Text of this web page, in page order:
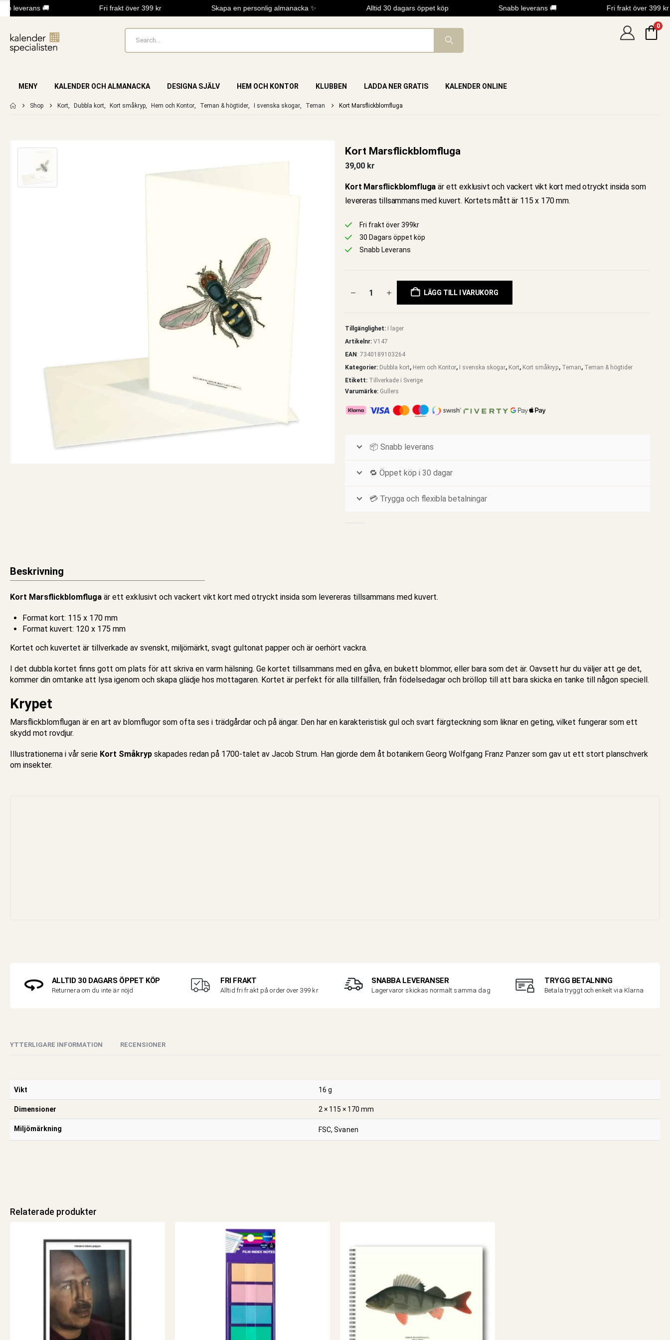
leverans 🚚 Fri frakt över 399 kr Skapa en personlig almanacka ✨ Alltid 30 dagars öppet köp Snabb leverans 🚚 Fri frakt över 399 kr
0
MENY KALENDER OCH ALMANACKA DESIGNA SJÄLV HEM OCH KONTOR KLUBBEN LADDA NER GRATIS KALENDER ONLINE
Shop Kort, Dubbla kort, Kort småkryp, Hem och Kontor, Teman & högtider, I svenska skogar, Teman Kort Marsflickblomfluga
Kort Marsflickblomfluga
39,00 kr
Kort Marsflickblomfluga är ett exklusivt och vackert vikt kort med otryckt insida som
levereras tillsammans med kuvert. Kortets mått är 115 x 170 mm.
Fri frakt över 399kr
30 Dagars öppet köp
Snabb Leverans
LÄGG TILL I VARUKORG
Tillgänglighet:
I lager
Artikelnr: V147
EAN : 7340189103264
Kategorier: Dubbla kort, Hem och Kontor, I svenska skogar, Kort, Kort småkryp, Teman, Teman & högtider
Etikett: Tillverkade i Sverige
Varumärke: Gullers
📦 Snabb leverans
🔁 Öppet köp i 30 dagar
💳 Trygga och flexibla betalningar
Beskrivning
Kort Marsflickblomfluga är ett exklusivt och vackert vikt kort med otryckt insida som levereras tillsammans med kuvert.
Format kort: 115 x 170 mm
Format kuvert: 120 x 175 mm
Kortet och kuvertet är tillverkade av svenskt, miljömärkt, svagt gultonat papper och är oerhört vackra.
I det dubbla kortet finns gott om plats för att skriva en varm hälsning. Ge kortet tillsammans med en gåva, en bukett blommor, eller bara som det är. Oavsett hur du väljer att ge det,
kommer din omtanke att lysa igenom och skapa glädje hos mottagaren. Kortet är perfekt för alla tillfällen, från födelsedagar och bröllop till att bara skicka en tanke till någon speciell.
Krypet
Marsflickblomflugan är en art av blomflugor som ofta ses i trädgårdar och på ängar. Den har en karakteristisk gul och svart färgteckning som liknar en geting, vilket fungerar som ett
skydd mot rovdjur.
Illustrationerna i vår serie Kort Småkryp skapades redan på 1700-talet av Jacob Strum. Han gjorde dem åt botanikern Georg Wolfgang Franz Panzer som gav ut ett stort planschverk
om insekter.
ALLTID 30 DAGARS ÖPPET KÖP
Returnera om du inte är nöjd
FRI FRAKT
Alltid fri frakt på order över 399 kr
SNABBA LEVERANSER
Lagervaror skickas normalt samma dag
TRYGG BETALNING
Betala tryggt och enkelt via Klarna
YTTERLIGARE INFORMATION RECENSIONER
Vikt 16 g
Dimensioner 2 × 115 × 170 mm
Miljömärkning FSC, Svanen
Relaterade produkter